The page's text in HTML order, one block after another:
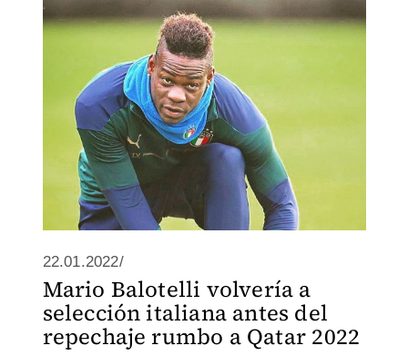
22.01.2022/
Mario Balotelli volvería a
selección italiana antes del
repechaje rumbo a Qatar 2022